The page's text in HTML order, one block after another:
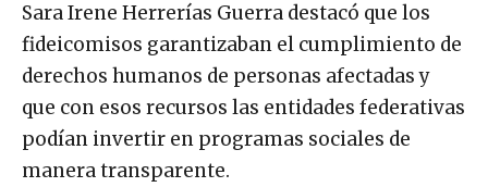
Sara Irene Herrerías Guerra destacó que los
fideicomisos garantizaban el cumplimiento de
derechos humanos de personas afectadas y
que con esos recursos las entidades federativas
podían invertir en programas sociales de
manera transparente.